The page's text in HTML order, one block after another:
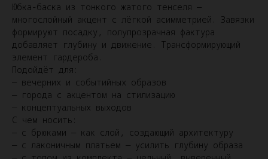
Юбка-баска из тонкого жатого тенселя —
многослойный акцент с лёгкой асимметрией. Завязки
формируют посадку, полупрозрачная фактура
добавляет глубину и движение. Трансформирующий
элемент гардероба.
Подойдёт для:
— вечерних и событийных образов
— города с акцентом на стилизацию
— концептуальных выходов
С чем носить:
— с брюками — как слой, создающий архитектуру
— с лаконичным платьем — усилить глубину образа